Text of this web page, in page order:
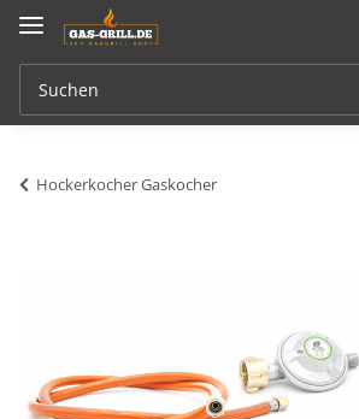
Hockerkocher Gaskocher